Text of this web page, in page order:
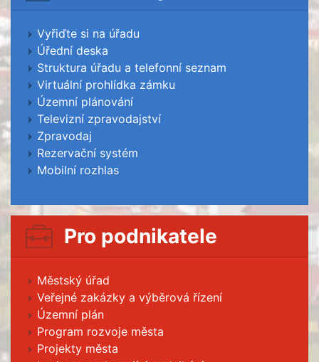
Vyřiďte si na úřadu
Úřední deska
Struktura úřadu a telefonní seznam
Virtuální prohlídka zámku
Územní plánování
Televizní zpravodajství
Zpravodaj
Rezervační systém
Mobilní rozhlas
Pro podnikatele
Městský úřad
Veřejné zakázky a výběrová řízení
Územní plán
Program rozvoje města
Projekty města